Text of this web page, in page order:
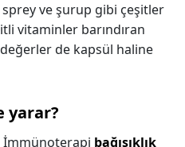
ve şurup gibi çeşitler
vitaminler barındıran
de kapsül haline
yarar?
İmmünoterapi bağışıklık